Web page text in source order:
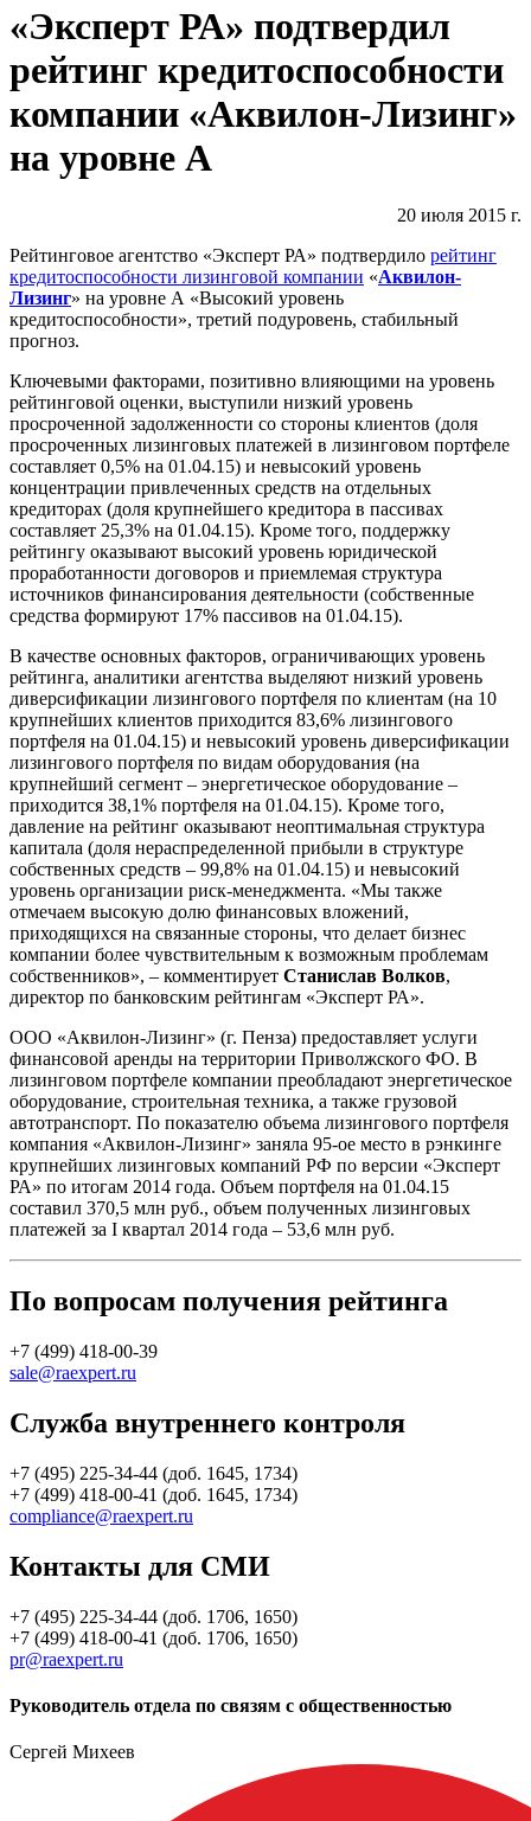
«Эксперт РА» подтвердил
рейтинг кредитоспособности
компании «Аквилон-Лизинг»
на уровне А
20 июля 2015 г.
Рейтинговое агентство «Эксперт РА» подтвердило рейтинг
кредитоспособности лизинговой компании «Аквилон-
Лизинг» на уровне А «Высокий уровень
кредитоспособности», третий подуровень, стабильный
прогноз.
Ключевыми факторами, позитивно влияющими на уровень
рейтинговой оценки, выступили низкий уровень
просроченной задолженности со стороны клиентов (доля
просроченных лизинговых платежей в лизинговом портфеле
составляет 0,5% на 01.04.15) и невысокий уровень
концентрации привлеченных средств на отдельных
кредиторах (доля крупнейшего кредитора в пассивах
составляет 25,3% на 01.04.15). Кроме того, поддержку
рейтингу оказывают высокий уровень юридической
проработанности договоров и приемлемая структура
источников финансирования деятельности (собственные
средства формируют 17% пассивов на 01.04.15).
В качестве основных факторов, ограничивающих уровень
рейтинга, аналитики агентства выделяют низкий уровень
диверсификации лизингового портфеля по клиентам (на 10
крупнейших клиентов приходится 83,6% лизингового
портфеля на 01.04.15) и невысокий уровень диверсификации
лизингового портфеля по видам оборудования (на
крупнейший сегмент – энергетическое оборудование –
приходится 38,1% портфеля на 01.04.15). Кроме того,
давление на рейтинг оказывают неоптимальная структура
капитала (доля нераспределенной прибыли в структуре
собственных средств – 99,8% на 01.04.15) и невысокий
уровень организации риск-менеджмента. «Мы также
отмечаем высокую долю финансовых вложений,
приходящихся на связанные стороны, что делает бизнес
компании более чувствительным к возможным проблемам
собственников», – комментирует Станислав Волков,
директор по банковским рейтингам «Эксперт РА».
ООО «Аквилон-Лизинг» (г. Пенза) предоставляет услуги
финансовой аренды на территории Приволжского ФО. В
лизинговом портфеле компании преобладают энергетическое
оборудование, строительная техника, а также грузовой
автотранспорт. По показателю объема лизингового портфеля
компания «Аквилон-Лизинг» заняла 95-ое место в рэнкинге
крупнейших лизинговых компаний РФ по версии «Эксперт
РА» по итогам 2014 года. Объем портфеля на 01.04.15
составил 370,5 млн руб., объем полученных лизинговых
платежей за I квартал 2014 года – 53,6 млн руб.
По вопросам получения рейтинга
+7 (499) 418-00-39
sale@raexpert.ru
Служба внутреннего контроля
+7 (495) 225-34-44 (доб. 1645, 1734)
+7 (499) 418-00-41 (доб. 1645, 1734)
compliance@raexpert.ru
Контакты для СМИ
+7 (495) 225-34-44 (доб. 1706, 1650)
+7 (499) 418-00-41 (доб. 1706, 1650)
pr@raexpert.ru
Руководитель отдела по связям с общественностью
Сергей Михеев